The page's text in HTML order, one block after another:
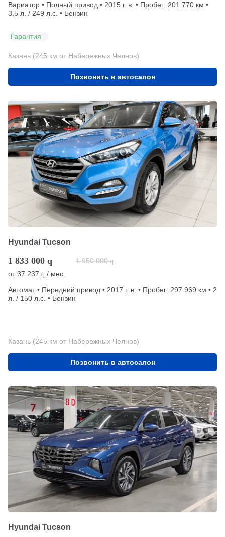
Вариатор • Полный привод • 2015 г. в. • Пробег: 201 770 км •
3.5 л. / 249 л.с. • Бензин
Гарантия
Казань (245 км от Набережных Челнов)
Позвонить в автосалон
Hyundai Tucson
1 833 000 q 1 950 000 q
от37 237 q / мес.
Автомат • Передний привод • 2017 г. в. • Пробег: 297 969 км • 2
л. / 150 л.с. • Бензин
Казань (245 км от Набережных Челнов)
Позвонить в автосалон
Hyundai Tucson